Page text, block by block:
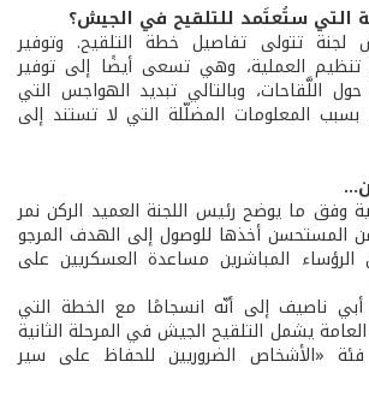
التي ستُعتَمد للتلقيح في الجيش؟
تتولى تفاصيل خطة التلقيح. وتوفير
تنظيم العملية، وهي تسعى أيضًا إلى توفير
حول اللَّقاحات، وبالتالي تبديد الهواجس التي
بسبب المعلومات المضلّلة التي لا تستند إلى
وفق ما يوضح رئيس اللجنة العميد الركن نمر
المستحسن أخذها للوصول إلى الهدف المرجو
المباشرين مساعدة العسكريين على
أبي ناصيف إلى أنّه انسجامًا مع الخطة التي
يشمل التلقيح الجيش في المرحلة الثانية
«الأشخاص الضروريين للحفاظ على سير